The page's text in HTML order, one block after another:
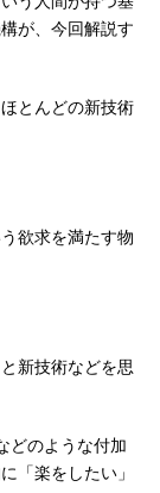
が、今回解説す
とんどの新技術
欲求を満たす物
新技術などを思
どのような付加
「楽をしたい」